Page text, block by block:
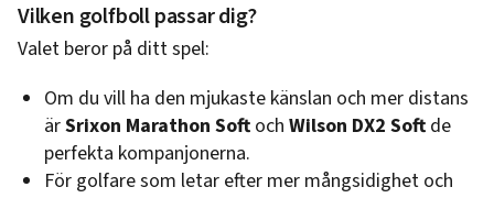
Vilken golfboll passar dig?
Valet beror på ditt spel:
Om du vill ha den mjukaste känslan och mer distans
ärSrixon Marathon Soft och Wilson DX2 Soft de
perfekta kompanjonerna.
För golfare som letar efter mer mångsidighet och